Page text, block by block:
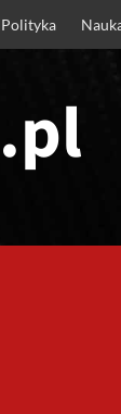
Polityka